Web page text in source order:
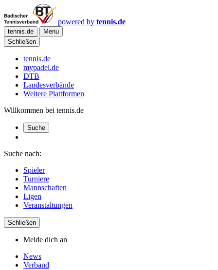
powered by tennis.de
tennis.de
Menu
Schließen
tennis.de
mypadel.de
DTB
Landesverbände
Weitere Plattformen
Willkommen bei tennis.de
Suche
Suche nach:
Spieler
Turniere
Mannschaften
Ligen
Veranstaltungen
Schließen
Melde dich an
News
Verband